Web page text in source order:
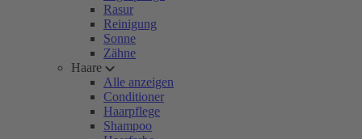
Rasur
Reinigung
Sonne
Zähne
Haare
Alle anzeigen
Conditioner
Haarpflege
Shampoo